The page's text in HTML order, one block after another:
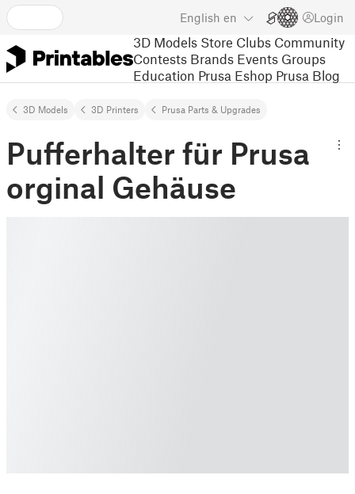
English en Login
3D Models Store Clubs Community
Contests Brands Events Groups
Education Prusa Eshop Prusa Blog
3D Models 3D Printers Prusa Parts & Upgrades
Pufferhalter für Prusa
orginal Gehäuse